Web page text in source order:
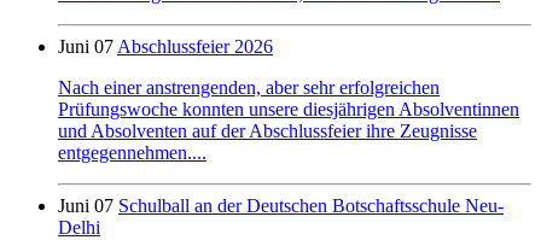
Juni 07Abschlussfeier 2026
Nach einer anstrengenden, aber sehr erfolgreichen
Prüfungswoche konnten unsere diesjährigen Absolventinnen
und Absolventen auf der Abschlussfeier ihre Zeugnisse
entgegennehmen....
Juni 07 Schulball an der Deutschen Botschaftsschule Neu-
Delhi